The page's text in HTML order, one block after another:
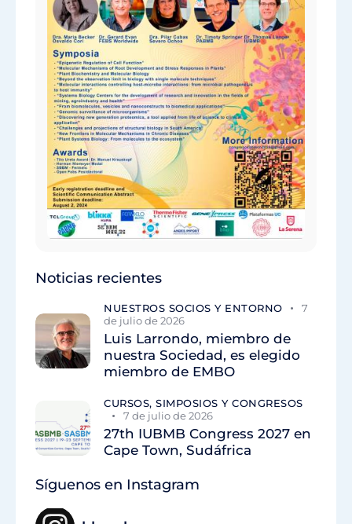
Noticias recientes
NUESTROS SOCIOS Y ENTORNO
7
de julio de 2026
Luis Larrondo, miembro de
nuestra Sociedad, es elegido
miembro de EMBO
CURSOS, SIMPOSIOS Y CONGRESOS
7 de julio de 2026
27th IUBMB Congress 2027 en
Cape Town, Sudáfrica
Síguenos en Instagram